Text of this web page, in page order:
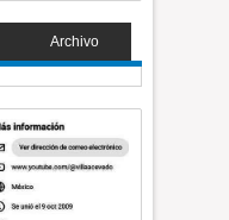
Archivo